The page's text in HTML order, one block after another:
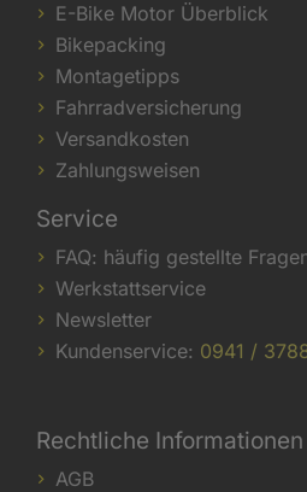
E-Bike Motor Überblick
Bikepacking
Montagetipps
Fahrradversicherung
Versandkosten
Zahlungsweisen
Service
FAQ: häufig gestellte
Werkstattservice
Newsletter
Kundenservice: 0941 /
Rechtliche Informationen
AGB